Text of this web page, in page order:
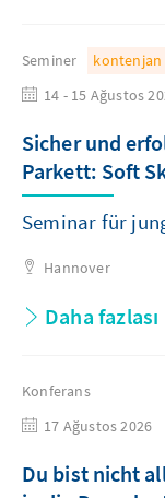
Seminer
14 - 15 Ağustos
Sicher und
Parkett: Soft
Seminar für
Hannover
Daha fazlası
Konferans
17 Ağustos 2026
Du bist nicht